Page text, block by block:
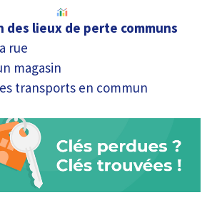
des lieux de perte communs
rue
magasin
transports en commun